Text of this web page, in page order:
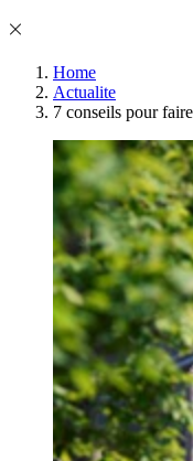
Home
Actualite
7 conseils pour